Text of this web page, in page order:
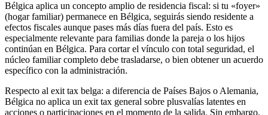
Bélgica aplica un concepto amplio de residencia fiscal: si tu «foyer»
(hogar familiar) permanece en Bélgica, seguirás siendo residente a
efectos fiscales aunque pases más días fuera del país. Esto es
especialmente relevante para familias donde la pareja o los hijos
continúan en Bélgica. Para cortar el vínculo con total seguridad, el
núcleo familiar completo debe trasladarse, o bien obtener un acuerdo
específico con la administración.
Respecto al exit tax belga: a diferencia de Países Bajos o Alemania,
Bélgica no aplica un exit tax general sobre plusvalías latentes en
acciones o participaciones en el momento de la salida. Sin embargo,